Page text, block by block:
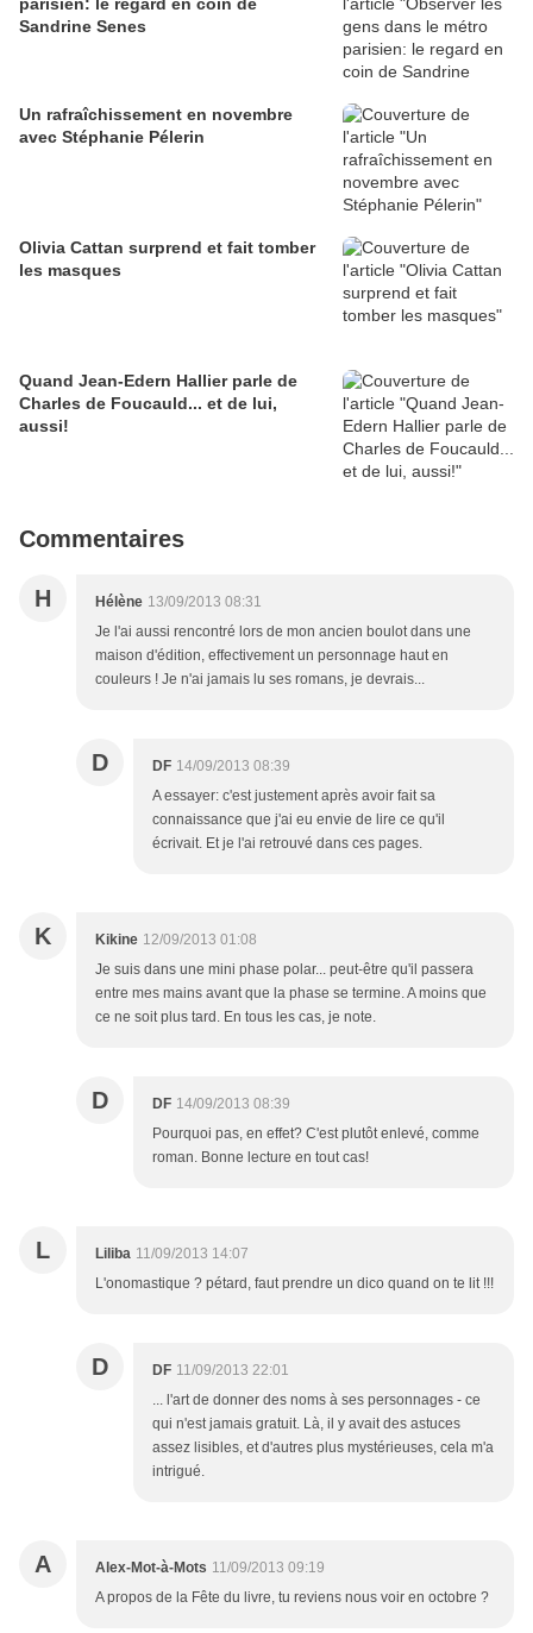
Sandrine Senes
Un rafraîchissement en novembre
avec Stéphanie Pélerin
Olivia Cattan surprend et fait tomber
les masques
Quand Jean-Edern Hallier parle de
Charles de Foucauld... et de lui,
aussi!
Commentaires
H Hélène 13/09/2013 08:31
Je l'ai aussi rencontré lors de mon ancien boulot dans une
maison d'édition, effectivement un personnage haut en
couleurs ! Je n'ai jamais lu ses romans, je devrais...
D DF 14/09/2013 08:39
A essayer: c'est justement après avoir fait sa
connaissance que j'ai eu envie de lire ce qu'il
écrivait. Et je l'ai retrouvé dans ces pages.
K Kikine 12/09/2013 01:08
Je suis dans une mini phase polar... peut-être qu'il passera
entre mes mains avant que la phase se termine. A moins que
ce ne soit plus tard. En tous les cas, je note.
D DF 14/09/2013 08:39
Pourquoi pas, en effet? C'est plutôt enlevé, comme
roman. Bonne lecture en tout cas!
L Liliba 11/09/2013 14:07
L'onomastique ? pétard, faut prendre un dico quand on te lit !!!
D DF 11/09/2013 22:01
... l'art de donner des noms à ses personnages - ce
qui n'est jamais gratuit. Là, il y avait des astuces
assez lisibles, et d'autres plus mystérieuses, cela m'a
intrigué.
A Alex-Mot-à-Mots 11/09/2013 09:19
A propos de la Fête du livre, tu reviens nous voir en octobre ?